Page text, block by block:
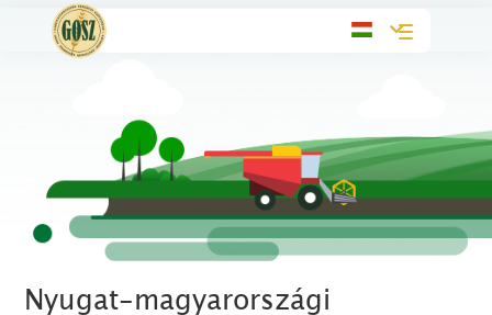
Toggle
Nyugat-magyarországi